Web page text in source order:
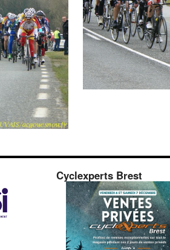
Cyclexperts Brest